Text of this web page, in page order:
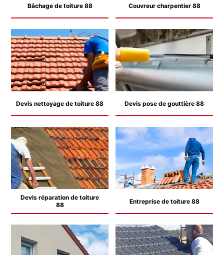
Bâchage de toiture 88 Couvreur charpentier 88
Devis nettoyage de toiture 88 Devis pose de gouttière 88
Devis réparation de toiture
88
Entreprise de toiture 88